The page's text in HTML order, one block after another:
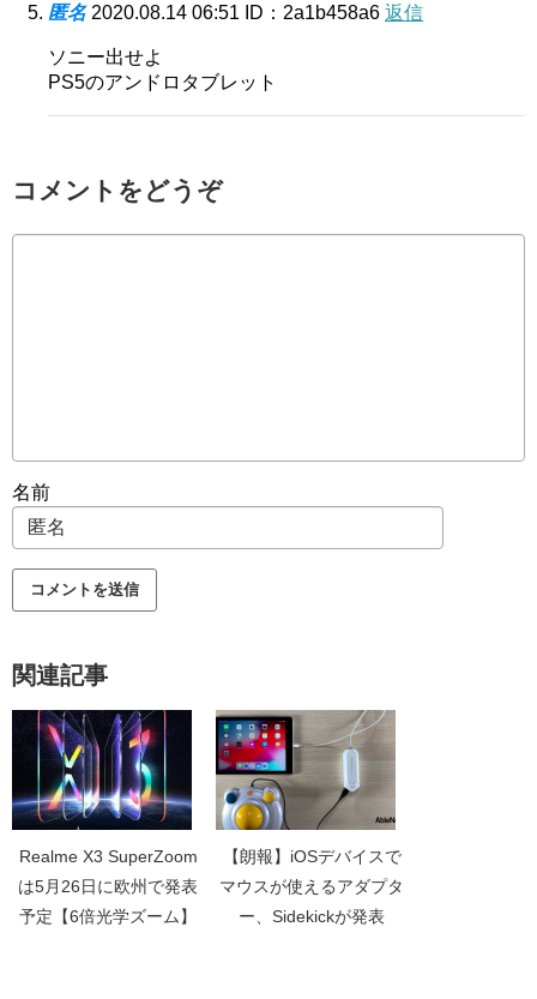
匿名 2020.08.14 06:51 ID：2a1b458a6 返信
ソニー出せよ
PS5のアンドロタブレット
コメントをどうぞ
名前
関連記事
Realme X3 SuperZoom
は5月26日に欧州で発表
予定【6倍光学ズーム】
【朗報】iOSデバイスで
マウスが使えるアダプタ
ー、Sidekickが発表